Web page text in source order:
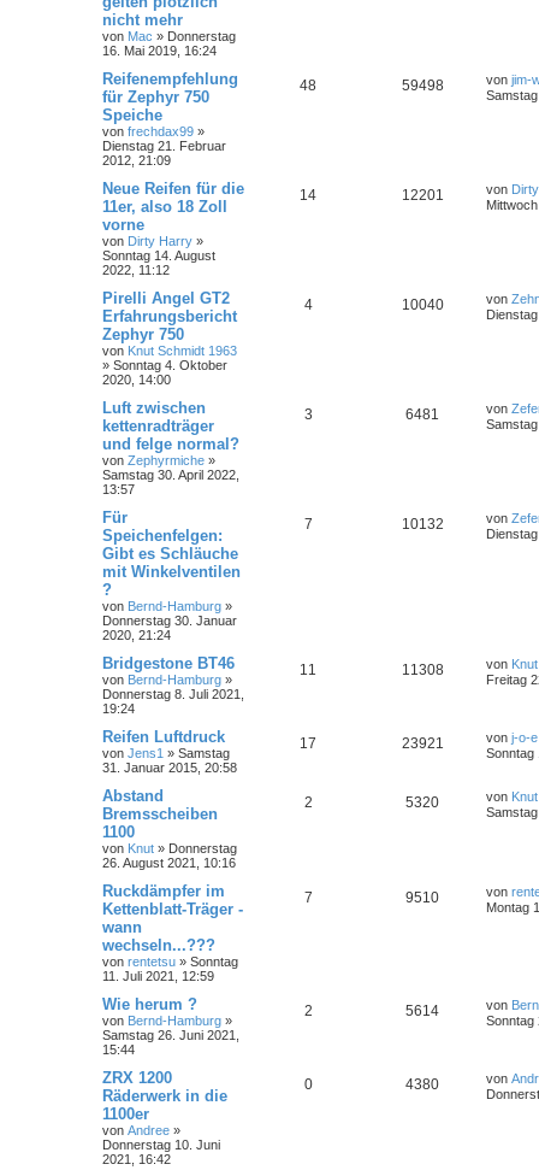
nicht mehr
von Mac » Donnerstag
16. Mai 2019, 16:24
Reifenempfehlung
für Zephyr 750
Speiche
von frechdax99 »
Dienstag 21. Februar
2012, 21:09
48 59498 von jim-
Neue Reifen für die
11er, also 18 Zoll
vorne
von Dirty Harry »
Sonntag 14. August
2022, 11:12
14 12201 von
Pirelli Angel GT2
Erfahrungsbericht
Zephyr 750
von Knut Schmidt 1963
» Sonntag 4. Oktober
2020, 14:00
4 10040 von
Luft zwischen
kettenradträger
und felge normal?
von Zephyrmiche »
Samstag 30. April 2022,
13:57
3 6481 von
Für
Speichenfelgen:
Gibt es Schläuche
mit Winkelventilen
?
von Bernd-Hamburg »
Donnerstag 30. Januar
2020, 21:24
7 10132 von
Bridgestone BT46
von Bernd-Hamburg »
Donnerstag 8. Juli 2021,
19:24
11 11308 von
Freitag
Reifen Luftdruck
von Jens1 » Samstag
31. Januar 2015, 20:58
17 23921 von j-o-e
Sonntag
Abstand
Bremsscheiben
1100
von Knut » Donnerstag
26. August 2021, 10:16
2 5320 von Knut
Ruckdämpfer im
Kettenblatt-Träger -
wann
wechseln...???
von rentetsu » Sonntag
11. Juli 2021, 12:59
7 9510 von
Montag
Wie herum ?
von Bernd-Hamburg »
Samstag 26. Juni 2021,
15:44
2 5614 von
Sonntag
ZRX 1200
Räderwerk in die
1100er
von Andree »
Donnerstag 10. Juni
2021, 16:42
0 4380 von